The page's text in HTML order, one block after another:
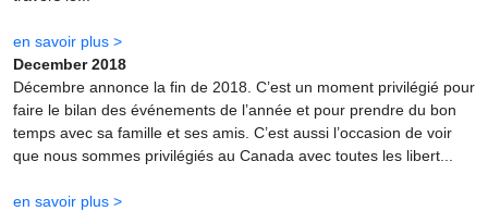
en savoir plus >
December 2018
Décembre annonce la fin de 2018. C’est un moment privilégié pour
faire le bilan des événements de l’année et pour prendre du bon
temps avec sa famille et ses amis. C’est aussi l’occasion de voir
que nous sommes privilégiés au Canada avec toutes les libert...
en savoir plus >